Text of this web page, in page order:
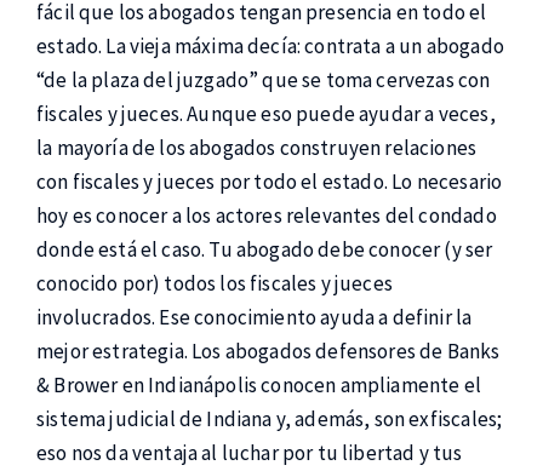
fácil que los abogados tengan presencia en todo el
estado. La vieja máxima decía: contrata a un abogado
“de la plaza del juzgado” que se toma cervezas con
fiscales y jueces. Aunque eso puede ayudar a veces,
la mayoría de los abogados construyen relaciones
con fiscales y jueces por todo el estado. Lo necesario
hoy es conocer a los actores relevantes del condado
donde está el caso. Tu abogado debe conocer (y ser
conocido por) todos los fiscales y jueces
involucrados. Ese conocimiento ayuda a definir la
mejor estrategia. Los abogados defensores de Banks
& Brower en Indianápolis conocen ampliamente el
sistema judicial de Indiana y, además, son exfiscales;
eso nos da ventaja al luchar por tu libertad y tus